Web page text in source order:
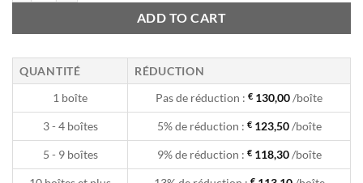
ADD TO CART
QUANTITÉ
RÉDUCTION
1 boîte
Pas de réduction : € 130,00/boîte
3 - 4 boîtes 5% de réduction : €123,50/boîte
5 - 9 boîtes 9% de réduction : €118,30/boîte
€